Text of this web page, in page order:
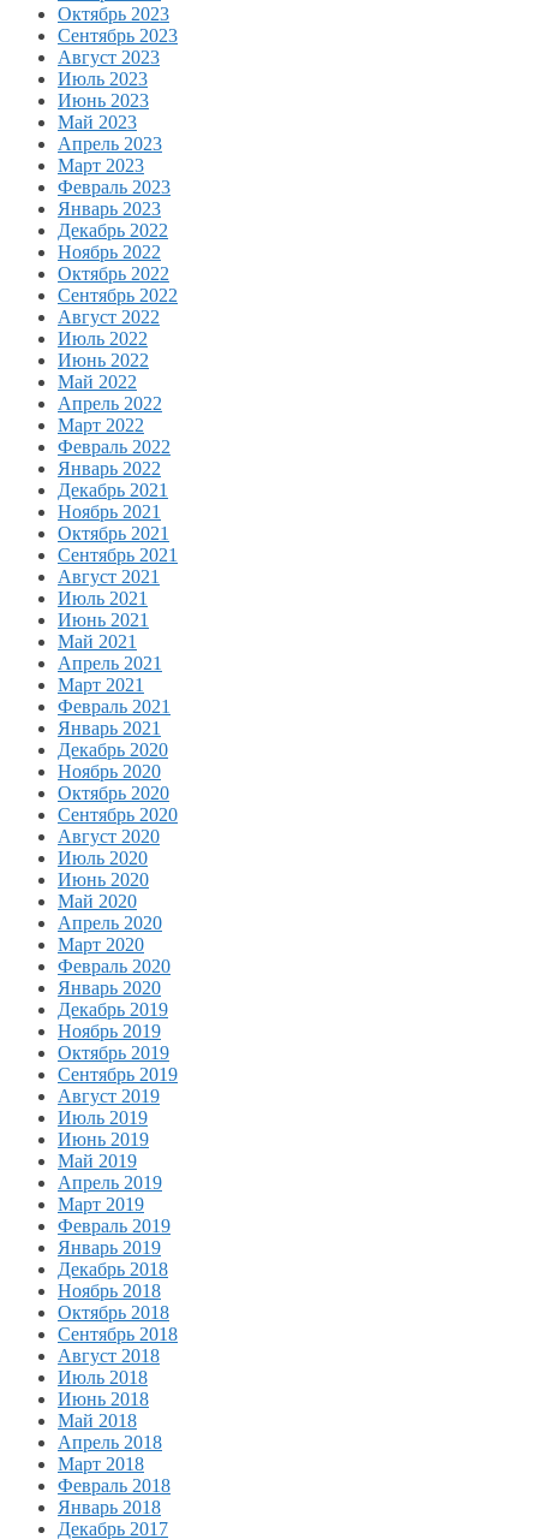
Октябрь 2023
Сентябрь 2023
Август 2023
Июль 2023
Июнь 2023
Май 2023
Апрель 2023
Март 2023
Февраль 2023
Январь 2023
Декабрь 2022
Ноябрь 2022
Октябрь 2022
Сентябрь 2022
Август 2022
Июль 2022
Июнь 2022
Май 2022
Апрель 2022
Март 2022
Февраль 2022
Январь 2022
Декабрь 2021
Ноябрь 2021
Октябрь 2021
Сентябрь 2021
Август 2021
Июль 2021
Июнь 2021
Май 2021
Апрель 2021
Март 2021
Февраль 2021
Январь 2021
Декабрь 2020
Ноябрь 2020
Октябрь 2020
Сентябрь 2020
Август 2020
Июль 2020
Июнь 2020
Май 2020
Апрель 2020
Март 2020
Февраль 2020
Январь 2020
Декабрь 2019
Ноябрь 2019
Октябрь 2019
Сентябрь 2019
Август 2019
Июль 2019
Июнь 2019
Май 2019
Апрель 2019
Март 2019
Февраль 2019
Январь 2019
Декабрь 2018
Ноябрь 2018
Октябрь 2018
Сентябрь 2018
Август 2018
Июль 2018
Июнь 2018
Май 2018
Апрель 2018
Март 2018
Февраль 2018
Январь 2018
Декабрь 2017